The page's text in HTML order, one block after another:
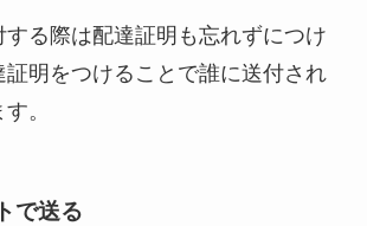
する際は配達証明も忘れずにつけ
証明をつけることで誰に送付され
。
で送る